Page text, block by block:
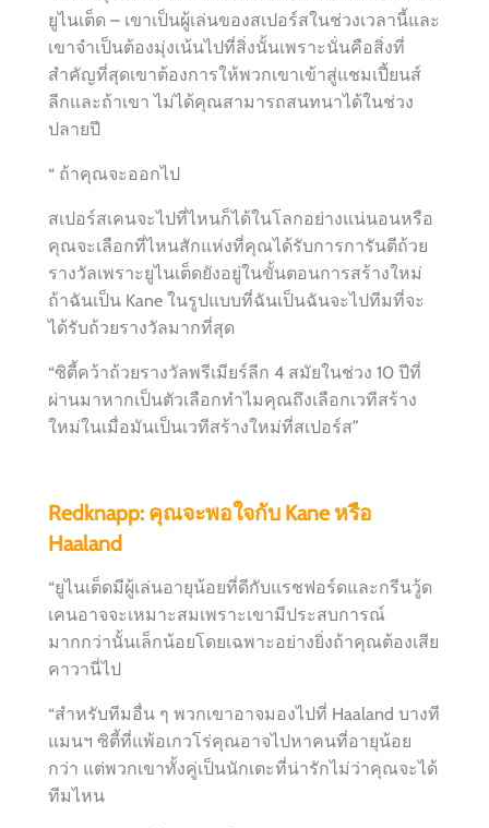
ยูไนเต็ด – เขาเป็นผู้เล่นของสเปอร์สในช่วงเวลานี้และ
เขาจำเป็นต้องมุ่งเน้นไปที่สิ่งนั้นเพราะนั่นคือสิ่งที่
สำคัญที่สุดเขาต้องการให้พวกเขาเข้าสู่แชมเปี้ยนส์
ลีกและถ้าเขา ไม่ได้คุณสามารถสนทนาได้ในช่วง
ปลายปี
“ ถ้าคุณจะออกไป
สเปอร์สเคนจะไปที่ไหนก็ได้ในโลกอย่างแน่นอนหรือ
คุณจะเลือกที่ไหนสักแห่งที่คุณได้รับการการันตีถ้วย
รางวัลเพราะยูไนเต็ดยังอยู่ในขั้นตอนการสร้างใหม่
ถ้าฉันเป็น Kane ในรูปแบบที่ฉันเป็นฉันจะไปทีมที่จะ
ได้รับถ้วยรางวัลมากที่สุด
“ซิตี้คว้าถ้วยรางวัลพรีเมียร์ลีก 4 สมัยในช่วง 10 ปีที่
ผ่านมาหากเป็นตัวเลือกทำไมคุณถึงเลือกเวทีสร้าง
ใหม่ในเมื่อมันเป็นเวทีสร้างใหม่ที่สเปอร์ส”
Redknapp: คุณจะพอใจกับ Kane หรือ
Haaland
“ยูไนเต็ดมีผู้เล่นอายุน้อยที่ดีกับแรชฟอร์ดและกรีนวู้ด
เคนอาจจะเหมาะสมเพราะเขามีประสบการณ์
มากกว่านั้นเล็กน้อยโดยเฉพาะอย่างยิ่งถ้าคุณต้องเสีย
คาวานี่ไป
“สำหรับทีมอื่น ๆ พวกเขาอาจมองไปที่ Haaland บางที
แมนฯ ซิตี้ที่แพ้อเกวโร่คุณอาจไปหาคนที่อายุน้อย
กว่า แต่พวกเขาทั้งคู่เป็นนักเตะที่น่ารักไม่ว่าคุณจะได้
ทีมไหน